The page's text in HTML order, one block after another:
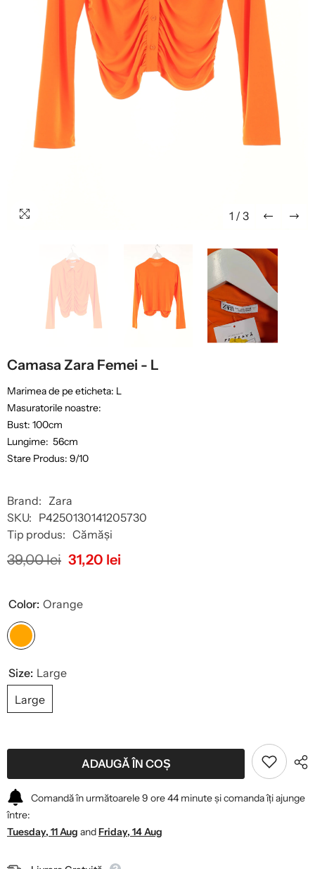
1 / 3
Camasa Zara Femei - L
Marimea de pe eticheta: L
Masuratorile noastre:
Bust: 100cm
Lungime: 56cm
Stare Produs: 9/10
Brand: Zara
SKU: P4250130141205730
Tip produs: Cămăși
39,00 lei 31,20 lei
Color: Orange
Size: Large
Large
ADAUGĂ ÎN COȘ
Comandă în următoarele9 ore44 minuteși comanda îți ajunge
între:
Tuesday, 11 Aug andFriday, 14 Aug